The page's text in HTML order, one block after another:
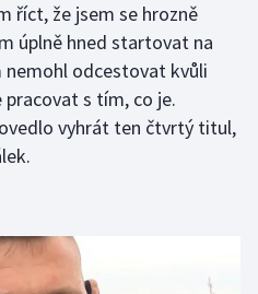
říct, že jsem se hrozně
úplně hned startovat na
nemohl odcestovat kvůli
s tím, co je.
vyhrát ten čtvrtý titul,